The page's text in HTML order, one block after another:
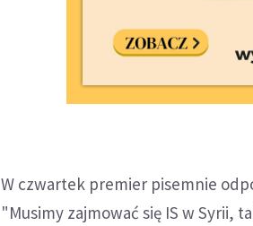
W czwartek premier pisemnie
"Musimy zajmować się IS w Syrii,